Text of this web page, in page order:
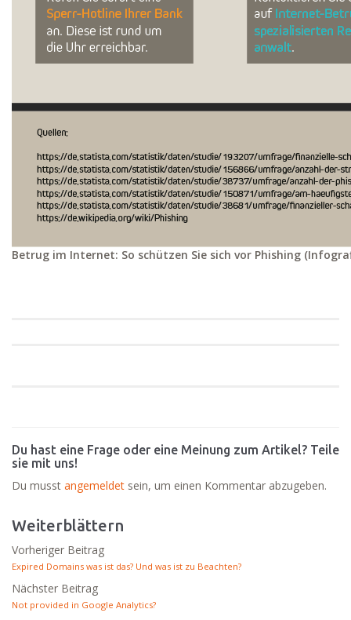
Betrug im Internet: So schützen Sie sich vor Phishing
Du hast eine Frage oder eine Meinung zum Artikel? Teile
sie mit uns!
Du musst angemeldet sein, um einen Kommentar abzugeben.
Weiterblättern
Vorheriger Beitrag
Expired Domains was ist das? Und was ist zu Beachten?
Nächster Beitrag
Not provided in Google Analytics?